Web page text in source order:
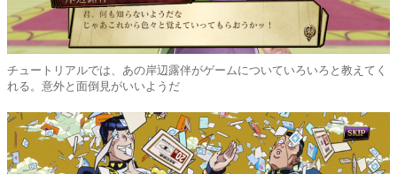
チュートリアルでは、あの岸辺露伴がゲームについていろいろと教えてく
れる。意外と面倒見がいいようだ